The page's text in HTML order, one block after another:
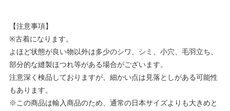
【注意事項】
※古着になります。
よほど状態が良い物以外は多少のシワ、シミ、小穴、毛羽立ち、
部分的な縫製ほつれ等がある場合がございます。
注意深く検品しておりますが、細かい点は見落としがある可能性
もあります。
※この商品は輸入商品のため、通常の日本サイズよりも大きめと